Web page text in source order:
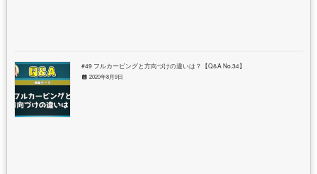
#49 フルカービングと方向づけの違いは？【Q&A No.34】
2020年8月9日